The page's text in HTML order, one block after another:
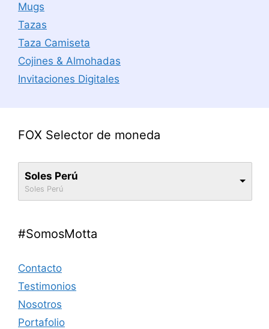
Mugs
Tazas
Taza Camiseta
Cojines & Almohadas
Invitaciones Digitales
FOX Selector de moneda
Soles Perú
Soles Perú
#SomosMotta
Contacto
Testimonios
Nosotros
Portafolio